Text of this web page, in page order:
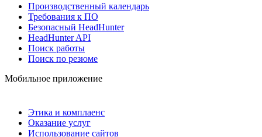
Производственный календарь
Требования к ПО
Безопасный HeadHunter
HeadHunter API
Поиск работы
Поиск по резюме
Мобильное приложение
Этика и комплаенс
Оказание услуг
Использование сайтов